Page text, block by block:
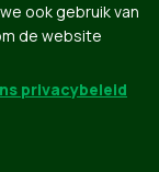
ook gebruik van
de website
privacybeleid